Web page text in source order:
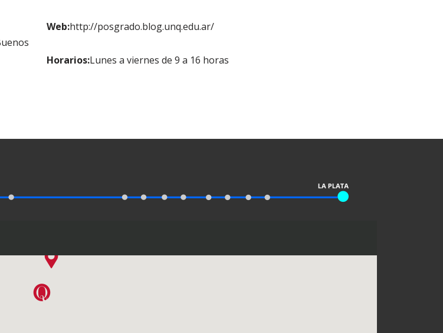
Web:http://posgrado.blog.unq.edu.ar/
Horarios:Lunes a viernes de 9 a 16 horas